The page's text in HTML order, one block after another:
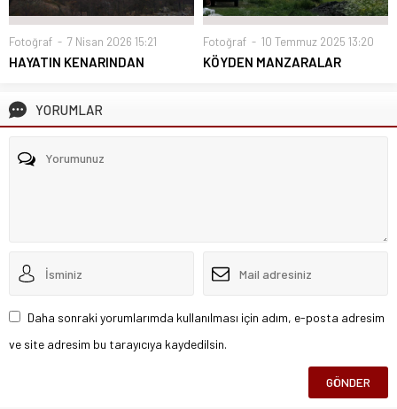
Fotoğraf 7 Nisan 2026 15:21
HAYATIN KENARINDAN
Fotoğraf 10 Temmuz 2025 13:20
KÖYDEN MANZARALAR
YORUMLAR
Daha sonraki yorumlarımda kullanılması için adım, e-posta adresim
ve site adresim bu tarayıcıya kaydedilsin.